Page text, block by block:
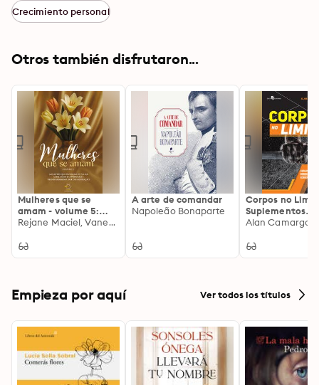
Crecimiento personal
Otros también disfrutaron...
Mulheres que se
amam - volume 5:
vivendo a plenitudeRejane Maciel, Vanessa Santos, Bruna Legnaioli, Adriana Gonçalo da Silva, Catarina Alvarez, Daise Compodonio, Daniela T. D. Tescari, Edinilza Eliotério, Elis Regina Casagrande Penso, Jana Patrício, Jeice Menegato Bergamim, Lucianna Lima, Marta Delogo, Mônica Barcelos, Paula Pinese, Pri Mendes, Regiane Freitas, Renatta Murtinho
A arte de comandar
Napoleão Bonaparte
Corpos no
Suplementos
Alimentares e
Academias de
Alan Camargo
Empieza por aquí Ver todos los títulos